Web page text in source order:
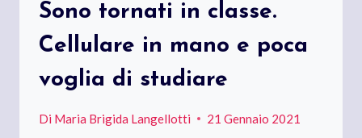
Sono tornati in classe.
Cellulare in mano e poca
voglia di studiare
Di Maria Brigida Langellotti 21 Gennaio 2021